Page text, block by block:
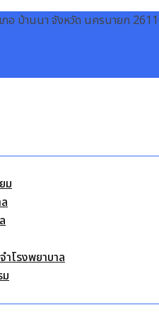
อ บ้านนา จังหวัด นครนายก
ม
โรงพยาบาล
ม